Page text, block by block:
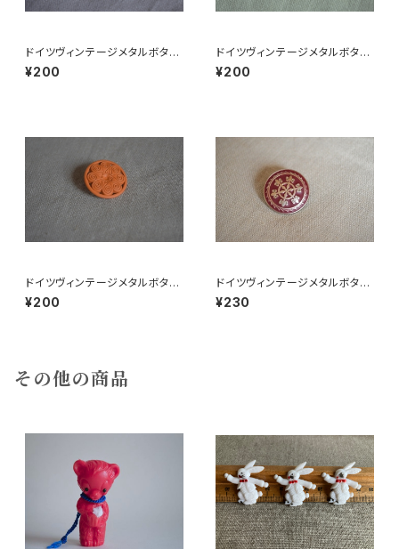
ドイツヴィンテージメタルボタン
よつばピンク
¥200
ドイツヴィンテージメタルボタン
円緑
¥200
ドイツヴィンテージメタルボタン
円
¥200
ドイツヴィンテージメタルボタン
c大
¥230
その他の商品